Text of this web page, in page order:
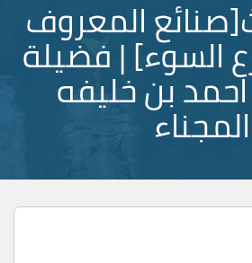
المعروف
السوء] | فضيلة
بن خليفه
المجناء